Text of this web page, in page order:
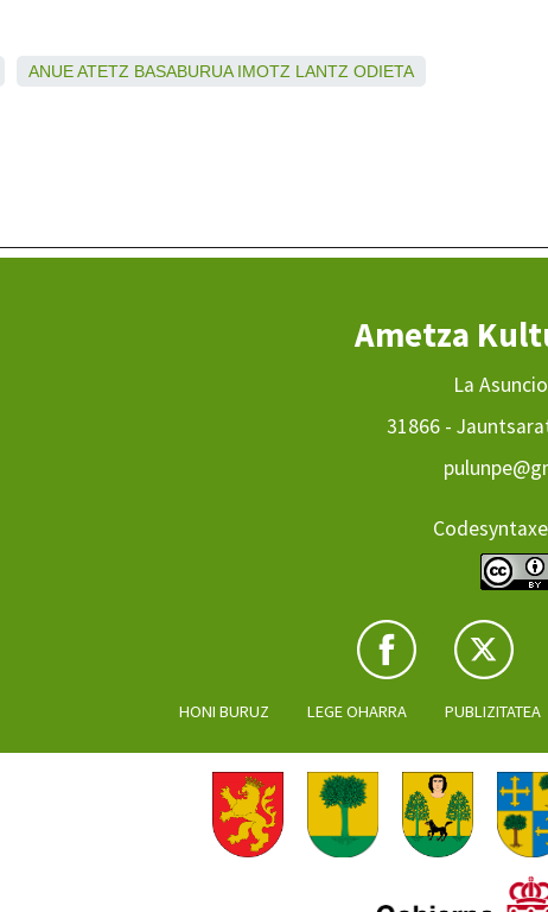
ANUEATETZ BASABURUA IMOTZ LANTZ ODIETA
Ametza
La
31866 -
HONI BURUZ LEGE OHARRA PUBLIZITATEA